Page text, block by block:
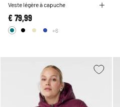
Veste légère à capuche
€ 79,99
+6